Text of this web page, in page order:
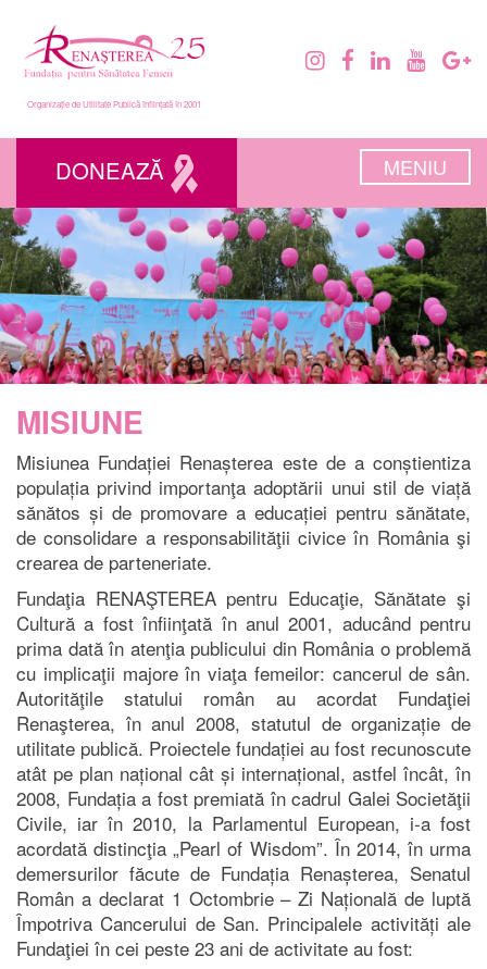
Organizație de Utilitate Publică înființată în 2001
DONEAZĂ MENIU
MISIUNE
Misiunea Fundației Renașterea este de a conștientiza
populația privind importanţa adoptării unui stil de viață
sănătos și de promovare a educației pentru sănătate,
de consolidare a responsabilităţii civice în România şi
crearea de parteneriate.
Fundaţia RENAŞTEREA pentru Educaţie, Sănătate şi
Cultură a fost înfiinţată în anul 2001, aducând pentru
prima dată în atenţia publicului din România o problemă
cu implicaţii majore în viaţa femeilor: cancerul de sân.
Autorităţile statului român au acordat Fundaţiei
Renaşterea, în anul 2008, statutul de organizație de
utilitate publică. Proiectele fundației au fost recunoscute
atât pe plan național cât și internațional, astfel încât, în
2008, Fundația a fost premiată în cadrul Galei Societăţii
Civile, iar în 2010, la Parlamentul European, i-a fost
acordată distincţia „Pearl of Wisdom”. În 2014, în urma
demersurilor făcute de Fundația Renașterea, Senatul
Român a declarat 1 Octombrie – Zi Națională de luptă
Împotriva Cancerului de San. Principalele activități ale
Fundaţiei în cei peste 23 ani de activitate au fost: